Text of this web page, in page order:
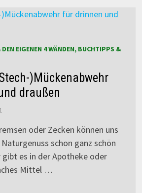
EIGENEN 4 WÄNDEN, BUCHTIPPS &
)Mückenabwehr
draußen
1
oder Zecken können uns
schon ganz schön
es in der Apotheke oder
Mittel …